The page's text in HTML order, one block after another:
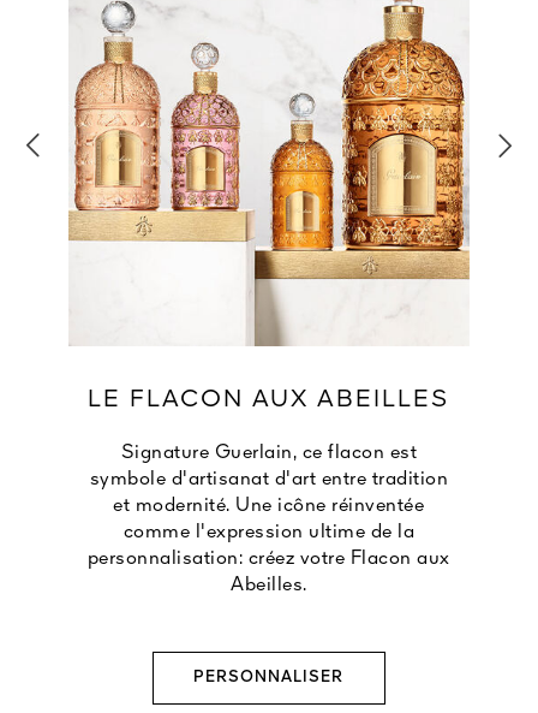
LE FLACON AUX ABEILLES
Signature Guerlain, ce flacon est
symbole d'artisanat d'art entre tradition
et modernité. Une icône réinventée
comme l'expression ultime de la
personnalisation: créez votre Flacon aux
Abeilles.
PERSONNALISER